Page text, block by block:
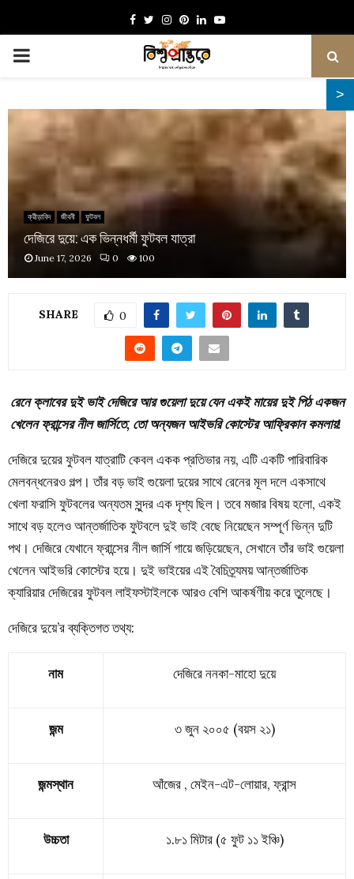
Facebook
TwitterInstagram
Pinterest
LinkedinYoutube
PRIMARY
ক্রীড়াবিদ জীবনী ফুটবল
দেজিরে দুয়ে: এক ভিন্নধর্মী ফুটবল যাত্রা
June 17, 2026 0 100
SHARE 0
রেনে ক্লাবের দুই ভাই দেজিরে আর গুয়েলা দুয়ে যেন একই মায়ের দুই পিঠ একজন
খেলেন ফ্রান্সের নীল জার্সিতে, তো অন্যজন আইভরি কোস্টের আফ্রিকান কমলায়!
দেজিরে দুয়ের ফুটবল যাত্রাটি কেবল একক প্রতিভার নয়, এটি একটি পারিবারিক
মেলবন্ধনেরও গল্প। তাঁর বড় ভাই গুয়েলা দুয়ের সাথে রেনের মূল দলে একসাথে
খেলা ফরাসি ফুটবলের অন্যতম সুন্দর এক দৃশ্য ছিল। তবে মজার বিষয় হলো, একই
সাথে বড় হলেও আন্তর্জাতিক ফুটবলে দুই ভাই বেছে নিয়েছেন সম্পূর্ণ ভিন্ন দুটি
পথ। দেজিরে যেখানে ফ্রান্সের নীল জার্সি গায়ে জড়িয়েছেন, সেখানে তাঁর ভাই গুয়েলা
খেলেন আইভরি কোস্টের হয়ে। দুই ভাইয়ের এই বৈচিত্র্যময় আন্তর্জাতিক
ক্যারিয়ার দেজিরের ফুটবল লাইফস্টাইলকে আরও বেশি আকর্ষণীয় করে তুলেছে।
দেজিরে দুয়ে’র ব্যক্তিগত তথ্য:
নাম দেজিরে ননকা-মাহো দুয়ে
জন্ম ৩ জুন ২০০৫ (বয়স ২১)
জন্মস্থান আঁজের , মেইন-এট-লোয়ার, ফ্রান্স
উচ্চতা ১.৮১ মিটার (৫ ফুট ১১ ইঞ্চি)